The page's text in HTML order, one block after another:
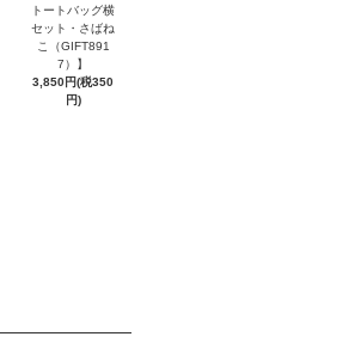
トートバッグ横
セット・さばね
こ（GIFT891
7）】
3,850円(税350
円)